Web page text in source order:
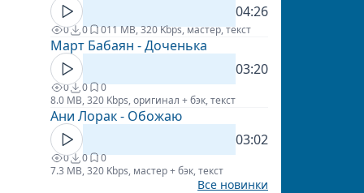
04:26
0 0 011 MB, 320 Kbps, мастер, текст
Март Бабаян - Доченька
03:20
0 0
0
8.0 MB, 320 Kbps, оригинал + бэк, текст
Ани Лорак - Обожаю
03:02
0 0
0
7.3 MB, 320 Kbps, мастер + бэк, текст
Все новинки